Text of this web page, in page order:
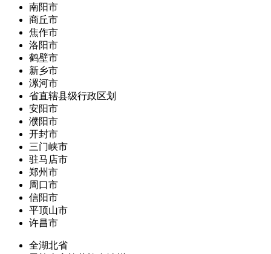
南阳市
商丘市
焦作市
洛阳市
鹤壁市
新乡市
漯河市
省直辖县级行政区划
安阳市
濮阳市
开封市
三门峡市
驻马店市
郑州市
周口市
信阳市
平顶山市
许昌市
全湖北省